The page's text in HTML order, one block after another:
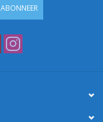
ABONNEER